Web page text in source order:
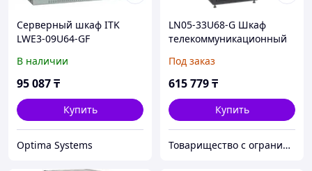
Серверный шкаф ITK
LWE3-09U64-GF
В наличии
95 087₸
Купить
Optima Systems
LN05-33U68-G Шкаф
телекоммуникационный
Под заказ
615 779₸
Купить
Товарищество с ограниченной ответственностью "Nabludenie.kz"